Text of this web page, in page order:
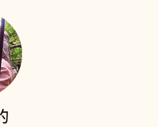
愛心碼102
原民‧救弱勢》